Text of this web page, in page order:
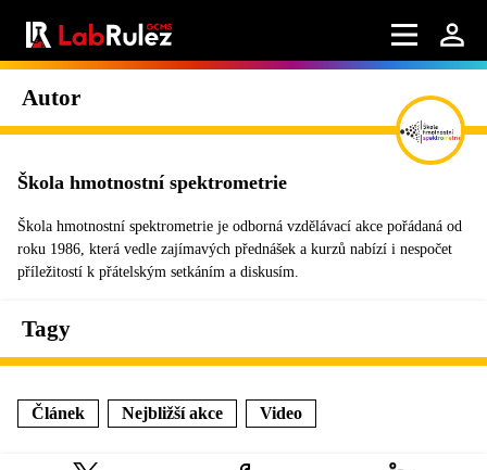
Autor
Škola hmotnostní spektrometrie
Škola hmotnostní spektrometrie je odborná vzdělávací akce pořádaná od
roku 1986, která vedle zajímavých přednášek a kurzů nabízí i nespočet
příležitostí k přátelským setkáním a diskusím.
Tagy
Článek Nejbližší akce Video